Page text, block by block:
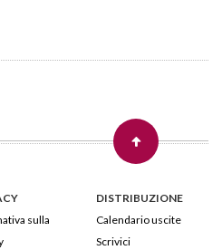
sulla
DISTRIBUZIONE
Calendario uscite
Scrivici